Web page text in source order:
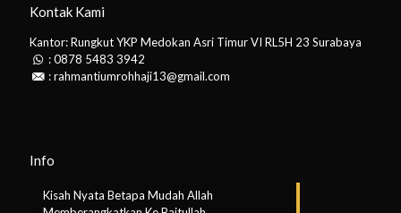
Kontak Kami
Kantor: Rungkut YKP Medokan Asri Timur VI RL5H 23 Surabaya
:0878 5483 3942
:rahmantiumrohhaji13@gmail.com
Info
Kisah Nyata Betapa Mudah Allah